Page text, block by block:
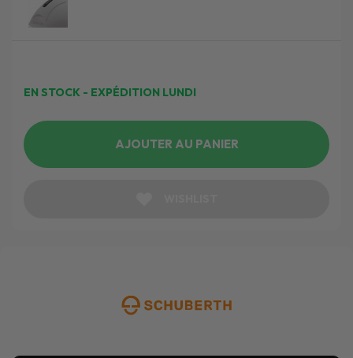
EN STOCK - EXPÉDITION LUNDI
AJOUTER AU PANIER